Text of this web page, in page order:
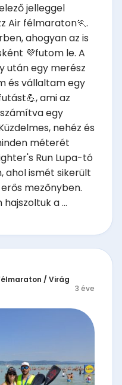
jelleggel
Air félmaraton🏃.
ahogyan az is
💜futom le. A
után egy merész
és vállaltam egy
ami az
egy
nehéz és
méterét
Run Lupa-tó
ahol ismét sikerült
mezőnyben.
a ...
/ Virág
3 éve